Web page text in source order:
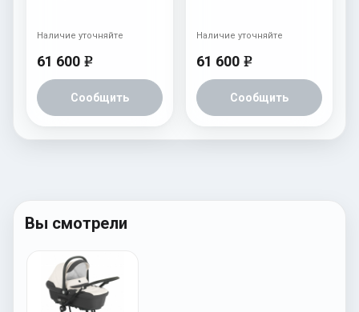
61 600 e
Сообщить
Наличие уточняйте
61 600 e
Сообщить
Наличие уточняйте
Вы смотрели